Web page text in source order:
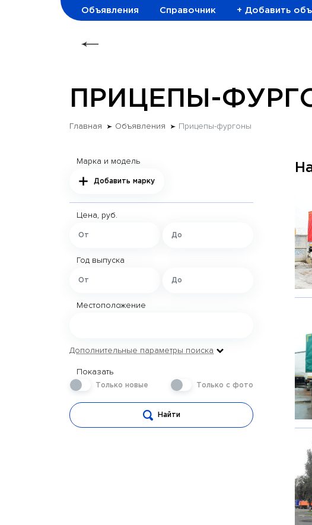
Объявления Справочник + Добавить
ПРИЦЕПЫ-
Главная Объявления Прицепы-фургоны
Марка и модель
Добавить марку
Цена, руб.
Год выпуска
Местоположение
Дополнительные параметры поиска
Показать
Только новые Только с фото
Найти